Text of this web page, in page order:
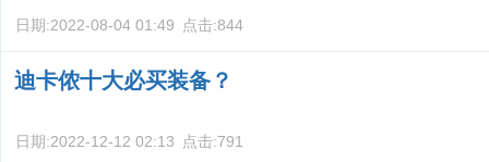
日期:2022-08-04 01:49 点击:844
迪卡侬十大必买装备？
日期:2022-12-12 02:13 点击:791